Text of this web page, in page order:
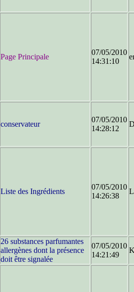
Page Principale
07/05/2010
14:31:10
conservateur
07/05/2010
14:28:12
Liste des Ingrédients
07/05/2010
14:26:38
26 substances parfumantes
allergènes dont la présence
doit être signalée
07/05/2010
14:21:49